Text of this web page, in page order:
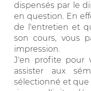
dispensés par le
en question. En
de l'entretien et
son cours, vous
impression.
J'en profite pour
assister aux
sélectionné et que